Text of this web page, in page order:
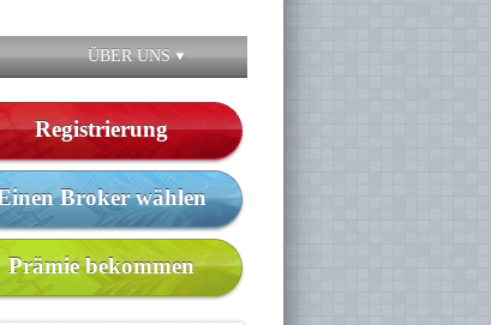
ÜBER UNS
Registrierung
Broker wählen
Prämie bekommen